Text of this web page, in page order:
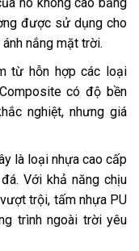
được sử dụng cho
nắng mặt trời.
từ hỗn hợp các loại
có độ bền
nghiệt, nhưng giá
là loại nhựa cao cấp
Với khả năng chịu
trội, tấm nhựa PU
trình ngoài trời yêu